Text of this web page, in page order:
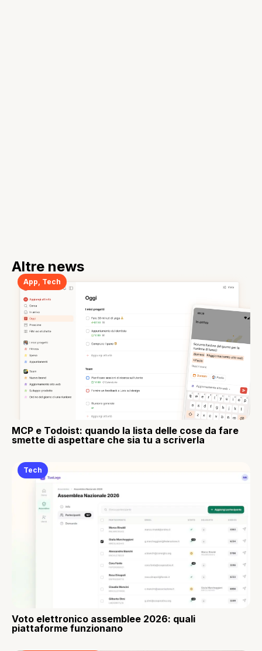
Altre news
App Tech
MCP e Todoist: quando la lista delle cose da fare
smette di aspettare che sia tu a scriverla
Tech
Voto elettronico assemblee 2026: quali
piattaforme funzionano